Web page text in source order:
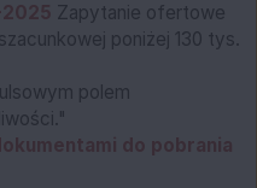
Zapytanie ofertowe
poniżej 130 tys.
polem